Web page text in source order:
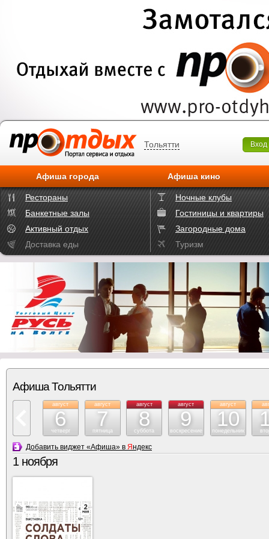
Тольятти Вход
Афиша города Афиша кино
Рестораны
Ночные клубы
Банкетные залы
Гостиницы и квартиры
Активный отдых
Загородные дома
Доставка еды
Туризм
Афиша Тольятти
август
6
четверг
август
7
пятница
август
8
суббота
август
9
воскресение
август
10
понедельник
Добавить виджет «Афиша» в Яндекс
1 ноября